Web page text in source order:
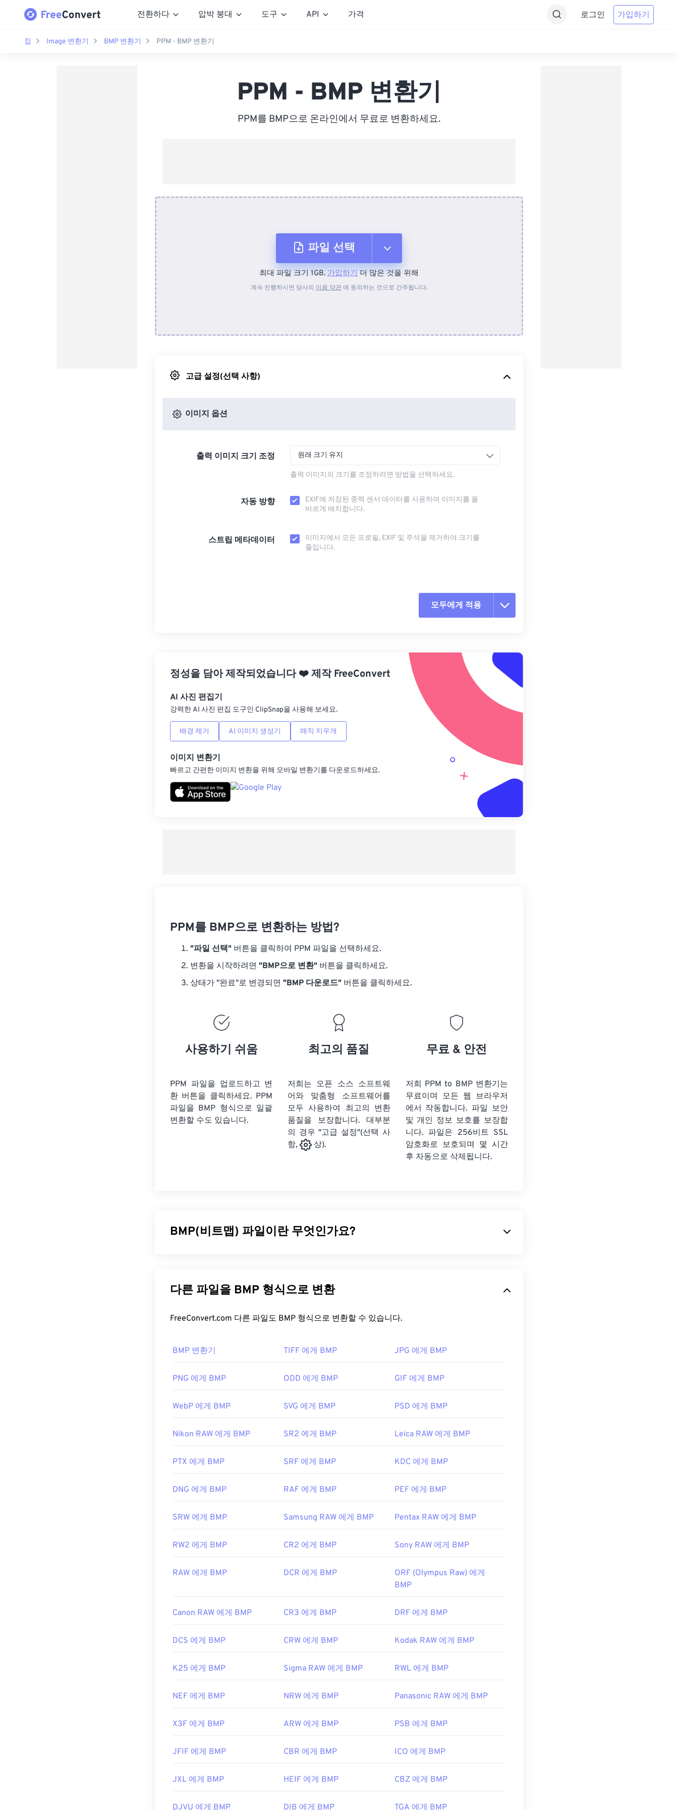
전환하다 압박 붕대 도구 API 가격 로그인 가입하기
집 Image 변환기 BMP 변환기 PPM - BMP 변환기
PPM - BMP 변환기
PPM를 BMP으로 온라인에서 무료로 변환하세요.
파일 선택
장치에서
최대 파일 크기 1GB. 가입하기 더 많은 것을 위해
계속 진행하시면 당사의 이용 약관에 동의하는 것으로 간주됩니다.
고급 설정(선택 사항)
이미지 옵션
출력 이미지 크기 조정 원래 크기 유지
출력 이미지의 크기를 조정하려면 방법을 선택하세요.
자동 방향
EXIF에 저장된 중력 센서 데이터를 사용하여 이미지를 올
바르게 배치합니다.
스트립 메타데이터
이미지에서 모든 프로필, EXIF ​​및 주석을 제거하여 크기를
줄입니다.
모두에게 적용
사전 설정에서 적용
사전 설정으로 저장
정성을 담아 제작되었습니다❤️제작FreeConvert
AI 사진 편집기
강력한 AI 사진 편집 도구인 ClipSnap을 사용해 보세요.
배경 제거 AI 이미지 생성기 매직 지우개
이미지 변환기
빠르고 간편한 이미지 변환을 위해 모바일 변환기를 다운로드하세요.
PPM를 BMP으로 변환하는 방법?
"파일 선택" 버튼을 클릭하여 PPM 파일을 선택하세요.
변환을 시작하려면 "BMP으로 변환" 버튼을 클릭하세요.
상태가 "완료"로 변경되면 "BMP 다운로드" 버튼을 클릭하세요.
사용하기 쉬움
PPM 파일을 업로드하고 변
환 버튼을 클릭하세요. PPM
파일을 BMP 형식으로 일괄
변환할 수도 있습니다.
최고의 품질
저희는 오픈 소스 소프트웨
어와 맞춤형 소프트웨어를
모두 사용하여 최고의 변환
품질을 보장합니다. 대부분
의 경우 "고급 설정"(선택 사
항,
상).
무료 & 안전
저희 PPM to BMP 변환기는
무료이며 모든 웹 브라우저
에서 작동합니다. 파일 보안
및 개인 정보 보호를 보장합
니다. 파일은 256비트 SSL
암호화로 보호되며 몇 시간
후 자동으로 삭제됩니다.
BMP(비트맵) 파일이란 무엇인가요?
정합니다. BMP는 주로 사진의 디지털 출판에 사용됩니다. 하지만 압축률이 낮기 때문에 BMP 파
일은 일반적으로 크기가 큽니다.
BMP 파일을 어떻게 여나요?
에서 쉽게 열리며, Microsoft 운영 체제와 관련이 있는 경우가 많습니다. Microsoft와의 연관성에
수 있습니다.
BMP 파일을 여는 것 외에도 Adobe Illustrator
와 같은 다양한 애플리케이션을 사용하여 BMP 파
것이 좋습니다. BMP 파일을 열 수 있는 다른 애플리케이션으로는 AdobePhotoshop, Microsoft
개발자:Microsoft Corporation
유용한 링크:
https://docs.microsoft.com/en-us/windows/win32/gdi/비트맵
다른 파일을 BMP 형식으로 변환
FreeConvert.com 다른 파일도 BMP 형식으로 변환할 수 있습니다.
BMP 변환기 TIFF 에게 BMP JPG 에게 BMP
PNG 에게 BMP ODD 에게 BMP GIF 에게 BMP
WebP 에게 BMP SVG 에게 BMP PSD 에게 BMP
Nikon RAW 에게 BMP SR2 에게 BMP Leica RAW 에게 BMP
PTX 에게 BMP SRF 에게 BMP KDC 에게 BMP
DNG 에게 BMP RAF 에게 BMP PEF 에게 BMP
SRW 에게 BMP Samsung RAW 에게 BMP Pentax RAW 에게 BMP
RW2 에게 BMP CR2 에게 BMP Sony RAW 에게 BMP
RAW 에게 BMP DCR 에게 BMP
ORF (Olympus Raw) 에게
BMP
Canon RAW 에게 BMP CR3 에게 BMP DRF 에게 BMP
DCS 에게 BMP CRW 에게 BMP Kodak RAW 에게 BMP
K25 에게 BMP Sigma RAW 에게 BMP RWL 에게 BMP
NEF 에게 BMP NRW 에게 BMP Panasonic RAW 에게 BMP
X3F 에게 BMP ARW 에게 BMP PSB 에게 BMP
JFIF 에게 BMP CBR 에게 BMP ICO 에게 BMP
JXL 에게 BMP HEIF 에게 BMP CBZ 에게 BMP
DJVU 에게 BMP DIB 에게 BMP TGA 에게 BMP